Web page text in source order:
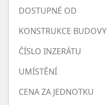
DOSTUPNÉ OD
KONSTRUKCE BUDOVY
ČÍSLO INZERÁTU
UMÍSTĚNÍ
CENA ZA JEDNOTKU